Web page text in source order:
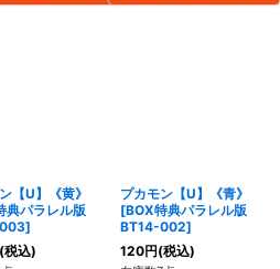
【U】《黄》
典パラレル版
]
(税込)
プカモン【U】《青》
[BOX特典パラレル版
BT14-002]
120円(税込)